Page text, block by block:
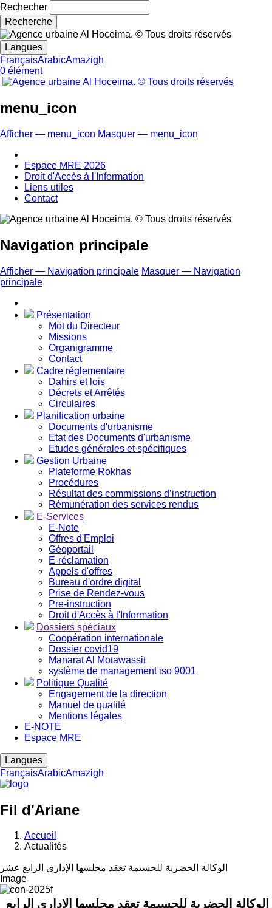
Rechecher
Langues
FrançaisArabicAmazigh
0 élément
menu_icon
Afficher — menu_icon Masquer — menu_icon
Espace MRE 2026
Droit d'Accès à l'Information
Liens utiles
Contact
Navigation principale
Afficher — Navigation principale Masquer — Navigation
principale
Présentation
Mot du Directeur
Missions
Organigramme
Contact
Cadre réglementaire
Dahirs et lois
Décrets et Arrêtés
Circulaires
Planification urbaine
Documents d'urbanisme
Etat des Documents d'urbanisme
Etudes générales et spécifiques
Gestion Urbaine
Plateforme Rokhas
Procédures
Résultat des commissions d’instruction
Rémunération des services rendus
E-Services
E-Note
Offres d'Emploi
Géoportail
E-réclamation
Appels d'offres
Bureau d'ordre digital
Prise de Rendez-vous
Pre-instruction
Droit d'Accès à l'Information
Dossiers spéciaux
Coopération internationale
Dossier covid19
Manarat Al Motawassit
système de management iso 9001
Politique Qualité
Engagement de la direction
Manuel de qualité
Mentions légales
E-NOTE
Espace MRE
Langues
FrançaisArabicAmazigh
Fil d'Ariane
Accueil
Actualités
الوكالة الحضرية للحسيمة تعقد مجلسها الإداري الرابع عشر
Image